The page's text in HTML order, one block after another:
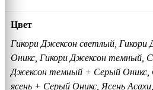
Цвет
Гикори Джексон светлый,
Оникс, Гикори Джексон темный,
Джексон темный + Серый
ясень + Серый Оникс, Ясень